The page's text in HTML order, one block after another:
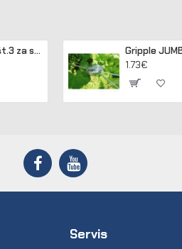
Gripple kit GPAK Plus W št.3 za sidranje lesenih in betonskih stebrov
1.73€
Servis